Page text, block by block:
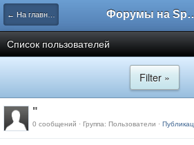
← На главную Форумы
Список пользователей
Filter »
"
0 сообщений · Группа: Пользователи ·